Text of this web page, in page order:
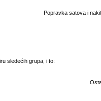
Popravka satova i
sledećih grupa, i to: